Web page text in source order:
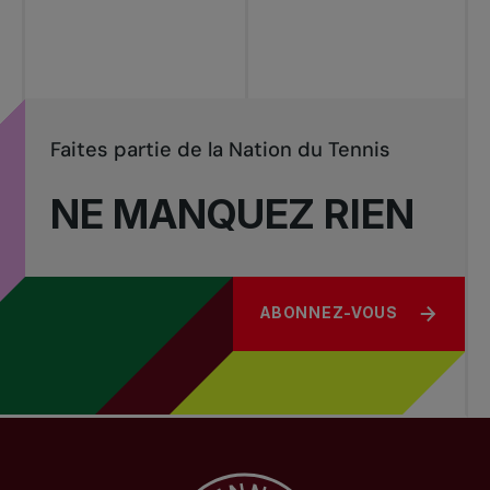
NE MANQUEZ RIEN
Faites partie de la Nation du Tennis
ABONNEZ-VOUS